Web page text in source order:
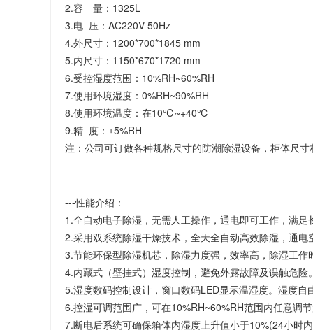
2.容 量：1325L
3.电 压：AC220V 50Hz
4.外尺寸：1200*700*1845 mm
5.内尺寸：1150*670*1720 mm
6.受控湿度范围：10%RH~60%RH
7.使用环境湿度：0%RH~90%RH
8.使用环境温度：在10℃~+40℃
9.精 度：±5%RH
注：公司可订做各种规格尺寸的防潮除湿设备，柜体尺
---性能介绍：
1.全自动电子除湿，无需人工操作，通电即可工作，满足
2.采用双系统除湿干燥技术，全天全自动高效除湿，通
3.节能环保型除湿机芯，除湿力度强，效率高，除湿工
4.内藏式（壁挂式）湿度控制，避免外露故障及误触危
5.湿度数码控制设计，窗口数码LED显示温湿度。湿度
6.控湿可调范围广，可在10%RH~60%RH范围内任意调
7.断电后系统可确保箱体内湿度上升值小于10%(24小时